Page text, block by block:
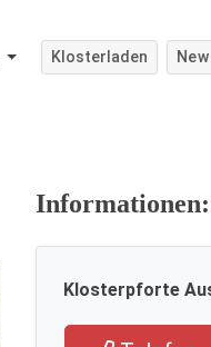
Klosterladen
Informationen:
Klosterpforte